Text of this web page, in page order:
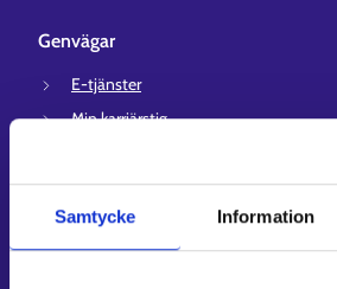
Samtycke Information
Genvägar
E-tjänster
Min karriärstig
Lediga arbetsplatser
Information och aktuellt på andra språk